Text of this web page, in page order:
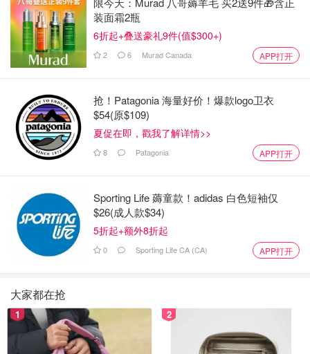
装面霜2瓶
6折起+叠送豪礼9件(值$300+)
2 6 Murad Canada APP打开
抢！Patagonia 海量好价！爆款logo卫衣
$54(原$109)
夏促在即，戳我了解详情>>
8 Patagonia APP打开
Sporting Life 薅童款！adidas 白色短袖仅
$26(成人款$34)
5折起+额外8折起
0 Sporting Life CA (CA) APP打开
大家都在抢
1 2